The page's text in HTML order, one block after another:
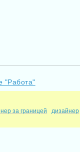
"Работа"
за границей дизайнер